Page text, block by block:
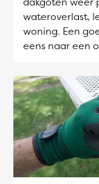
wateroverlast,
woning. Een
eens naar een